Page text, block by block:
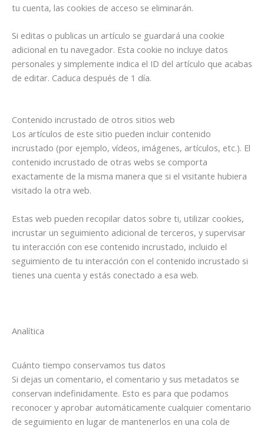
tu cuenta, las cookies de acceso se eliminarán.
Si editas o publicas un artículo se guardará una cookie
adicional en tu navegador. Esta cookie no incluye datos
personales y simplemente indica el ID del artículo que acabas
de editar. Caduca después de 1 día.
Contenido incrustado de otros sitios web
Los artículos de este sitio pueden incluir contenido
incrustado (por ejemplo, vídeos, imágenes, artículos, etc.). El
contenido incrustado de otras webs se comporta
exactamente de la misma manera que si el visitante hubiera
visitado la otra web.
Estas web pueden recopilar datos sobre ti, utilizar cookies,
incrustar un seguimiento adicional de terceros, y supervisar
tu interacción con ese contenido incrustado, incluido el
seguimiento de tu interacción con el contenido incrustado si
tienes una cuenta y estás conectado a esa web.
Analítica
Cuánto tiempo conservamos tus datos
Si dejas un comentario, el comentario y sus metadatos se
conservan indefinidamente. Esto es para que podamos
reconocer y aprobar automáticamente cualquier comentario
de seguimiento en lugar de mantenerlos en una cola de